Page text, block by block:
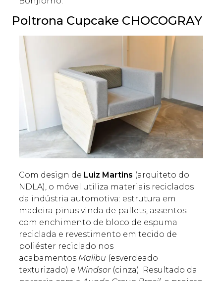
Poltrona Cupcake CHOCOGRAY
Com design de Luiz Martins (arquiteto do
NDLA), o móvel utiliza materiais reciclados
da indústria automotiva: estrutura em
madeira pinus vinda de pallets, assentos
com enchimento de bloco de espuma
reciclada e revestimento em tecido de
poliéster reciclado nos
acabamentos Malibu (esverdeado
texturizado) e Windsor (cinza). Resultado da